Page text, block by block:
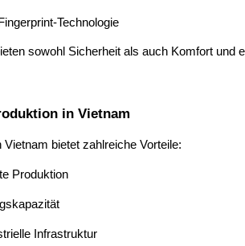
Technologie
sowohl Sicherheit als auch Komfort und
in Vietnam
Vietnam bietet zahlreiche Vorteile:
Produktion
Infrastruktur